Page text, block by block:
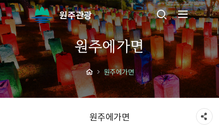
원주관광
원주에가면
원주에가면
원주에가면